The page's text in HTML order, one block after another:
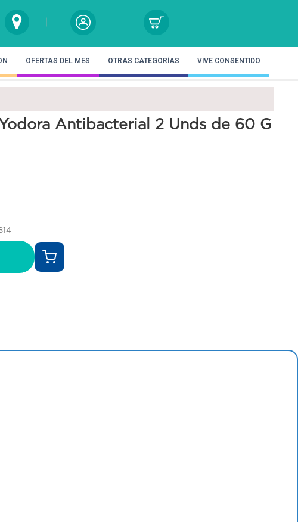
OFERTAS DEL MES OTRAS CATEGORÍAS VIVE CONSENTIDO
Antibacterial 2 Unds de 60 G